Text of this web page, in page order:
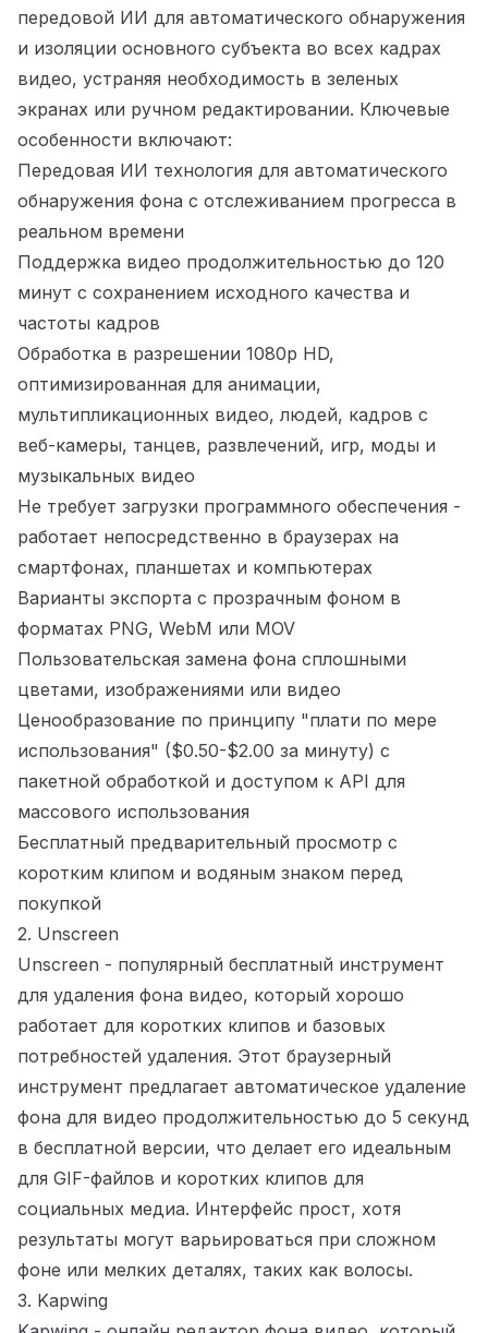
передовой ИИ для автоматического обнаружения
и изоляции основного субъекта во всех кадрах
видео, устраняя необходимость в зеленых
экранах или ручном редактировании. Ключевые
особенности включают:
Передовая ИИ технология для автоматического
обнаружения фона с отслеживанием прогресса в
реальном времени
Поддержка видео продолжительностью до 120
минут с сохранением исходного качества и
частоты кадров
Обработка в разрешении 1080p HD,
оптимизированная для анимации,
мультипликационных видео, людей, кадров с
веб-камеры, танцев, развлечений, игр, моды и
музыкальных видео
Не требует загрузки программного обеспечения -
работает непосредственно в браузерах на
смартфонах, планшетах и компьютерах
Варианты экспорта с прозрачным фоном в
форматах PNG, WebM или MOV
Пользовательская замена фона сплошными
цветами, изображениями или видео
Ценообразование по принципу "плати по мере
использования" ($0.50-$2.00 за минуту) с
пакетной обработкой и доступом к API для
массового использования
Бесплатный предварительный просмотр с
коротким клипом и водяным знаком перед
покупкой
2. Unscreen
Unscreen - популярный бесплатный инструмент
для удаления фона видео, который хорошо
работает для коротких клипов и базовых
потребностей удаления. Этот браузерный
инструмент предлагает автоматическое удаление
фона для видео продолжительностью до 5 секунд
в бесплатной версии, что делает его идеальным
для GIF-файлов и коротких клипов для
социальных медиа. Интерфейс прост, хотя
результаты могут варьироваться при сложном
фоне или мелких деталях, таких как волосы.
3. Kapwing